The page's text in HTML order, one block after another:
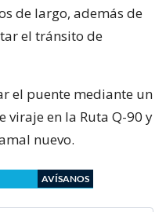
de largo, además de
el tránsito de
el puente mediante un
viraje en la Ruta Q-90 y
nuevo.
AVÍSANOS